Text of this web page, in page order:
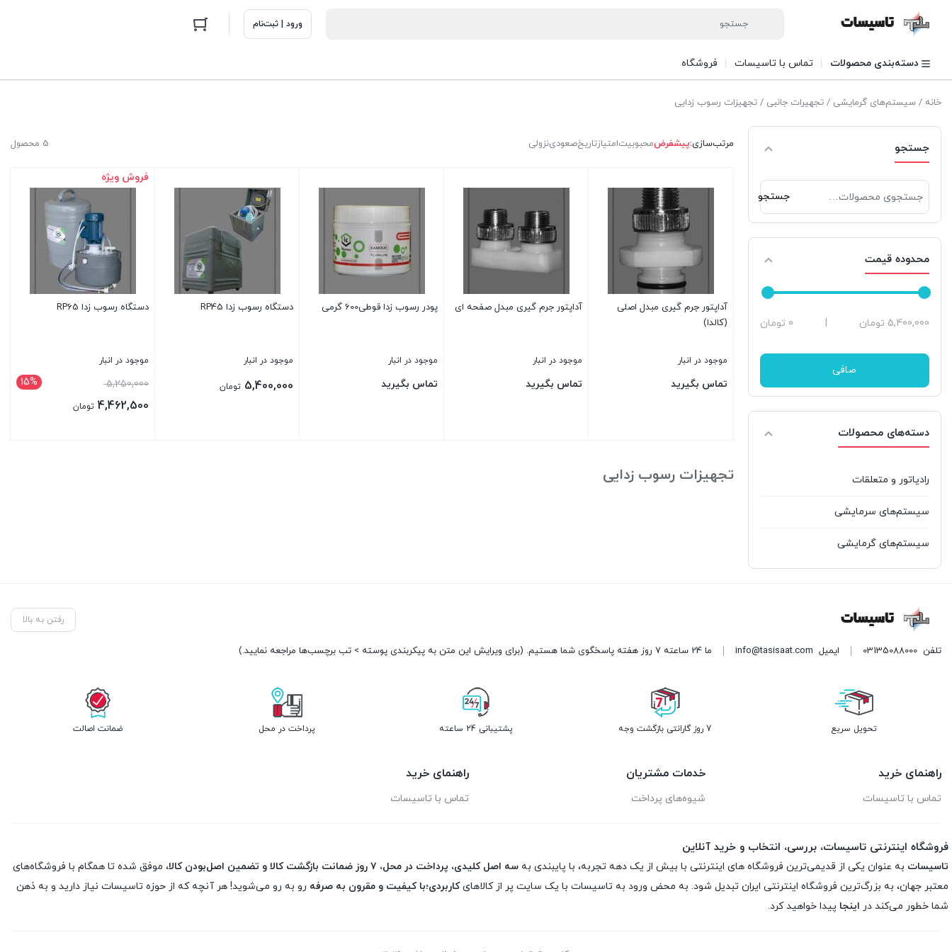
ورود | ثبت‌نام
دسته‌بندی محصولات تماس با تاسیسات فروشگاه
خانه / سیستم‌های گرمایشی / تجهیرات جانبی / تجهیزات رسوب زدایی
جستجو
برای:
جستجو
محدوده قیمت
حداقل
حداكثر
0 تومان | 5,400,000 تومان
صافی
دسته‌های محصولات
رادیاتور و متعلقات
سیستم‌های سرمایشی
سیستم‌های گرمایشی
5 محصول مرتب‌سازی:پیشفرضمحبوبیتامتیازتاریخصعودینزولی
آداپتور جرم گیری مبدل اصلی
(کالدا)
موجود در انبار
تماس بگیرید
آداپتور جرم گیری مبدل صفحه ای
موجود در انبار
تماس بگیرید
پودر رسوب زدا قوطی600 گرمی
موجود در انبار
تماس بگیرید
دستگاه رسوب زدا RP45
موجود در انبار
5,400,000 تومان
فروش ویژه
دستگاه رسوب زدا RP65
موجود در انبار
15% 5,250,000قیمت
اصلی:4,462,500 تومان
تجهیزات رسوب زدایی
رفتن به بالا
تلفن 03135088000 ایمیل info@tasisaat.com ما 24 ساعته 7 روز هفته پاسخگوی شما هستیم. (برای ویرایش این متن به پیکربندی پوسته > تب برچسب‌ها مراجعه نمایید.)
تحویل سریع 7 روز گارانتی بازگشت وجه پشتیبانی 24 ساعته پرداخت در محل ضمانت اصالت
راهنمای خرید
تماس با تاسیسات
خدمات مشتریان
شیوه‌های پرداخت
راهنمای خرید
تماس با تاسیسات
فروشگاه اینترنتی تاسیسات، بررسی، انتخاب و خرید آنلاین
تاسیسات به عنوان یکی از قدیمی‌ترین فروشگاه های اینترنتی با بیش از یک دهه تجربه، با پایبندی به سه اصل کلیدی، پرداخت در محل، ۷ روز ضمانت بازگشت کالا و تضمین اصل‌بودن کالا
، موفق شده تا همگام با فروشگاه‌های
معتبر جهان، به بزرگ‌ترین فروشگاه اینترنتی ایران تبدیل شود. به محض ورود به تاسیسات با یک سایت پر از کالاهایکاربردی؛با کیفیت و مقرون به صرفه رو به رو می‌شوید! هر آنچه که از حوزه تاسیسات نیاز دارید و به ذهن
شما خطور می‌کند در اینجا پیدا خواهید کرد.